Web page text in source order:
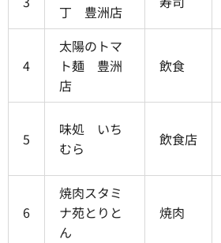
丁 豊洲店
4
太陽のトマ
ト麺 豊洲
店
飲食
5
味処 いち
むら
飲食店
6
焼肉スタミ
ナ苑とりと
ん
焼肉